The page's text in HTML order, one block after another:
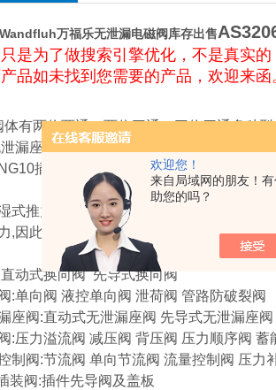
欢迎您！
来自局域网的朋友！
助您的吗？
万福乐无泄漏电磁阀库存出售
是为了做搜索引擎优化，不是真实的
品如未找到您需要的产品，欢迎来函
体有两位两通，两位三通，三位四通多种
漏座阀板式结构，NG10通径，二位二通
插装式座阀是所有直动式座阀的主要
式推力电磁铁直接控制阀芯的开启和关闭
,因此能够实现油液双向流动和双向截止。
动式换向阀先导式换向阀
:单向阀 液控单向阀 泄荷阀 管路防破裂阀
座阀:直动式无泄漏座阀 先导式无泄漏座阀
:压力溢流阀 减压阀 背压阀 压力顺序阀 蓄
制阀:节流阀 单向节流阀 流量控制阀 压力
装阀:插件先导阀及盖板